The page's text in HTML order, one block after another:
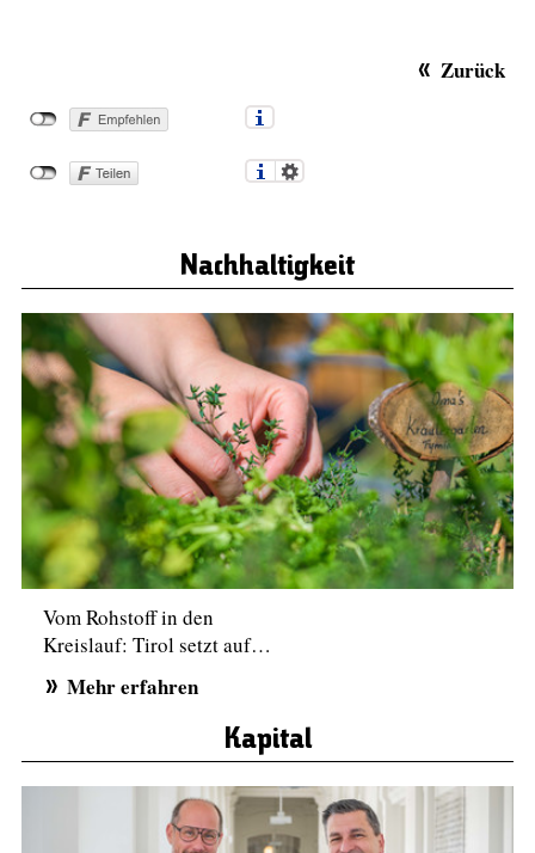
Zurück
Nachhaltigkeit
Vom Rohstoff in den
Kreislauf: Tirol setzt auf…
Mehr erfahren
Kapital